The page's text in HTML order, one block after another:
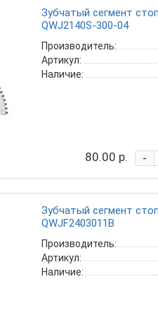
Зубчатый сегмент
QWJ2140S-300-04
Производитель:
Артикул:
Наличие:
80.00 р. -
Зубчатый сегмент
QWJF2403011B
Производитель:
Артикул:
Наличие: